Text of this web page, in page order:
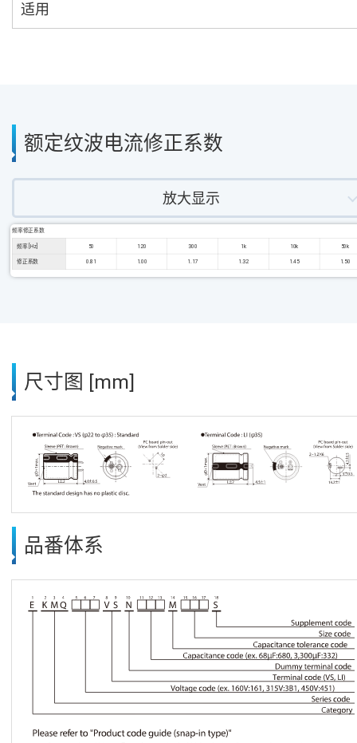
适用
额定纹波电流修正系数
放大显示
频率修正系数
频率 [Hz] 50 120 300 1k 10k 50k
修正系数 0.81 1.00 1.17 1.32 1.45 1.50
尺寸图 [mm]
品番体系